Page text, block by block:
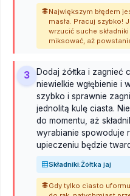
Największym błędem
masła. Pracuj szybko!
wrzucić suche
miksować, aż
3
Dodaj żółtka i zagnieć
niewielkie wgłębienie i
szybko i sprawnie
jednolitą kulę ciasta.
do momentu, aż
wyrabianie spowoduje
upieczeniu będzie
Składniki:Żółtka jaj
Gdy tylko ciasto